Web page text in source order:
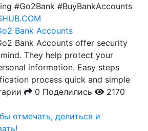
#Go2Bank #BuyBankAccounts
Bank Accounts
Bank Accounts offer security
They help protect your
information. Easy steps
process quick and simple
0 Поделились
2170
отмечать, делиться и